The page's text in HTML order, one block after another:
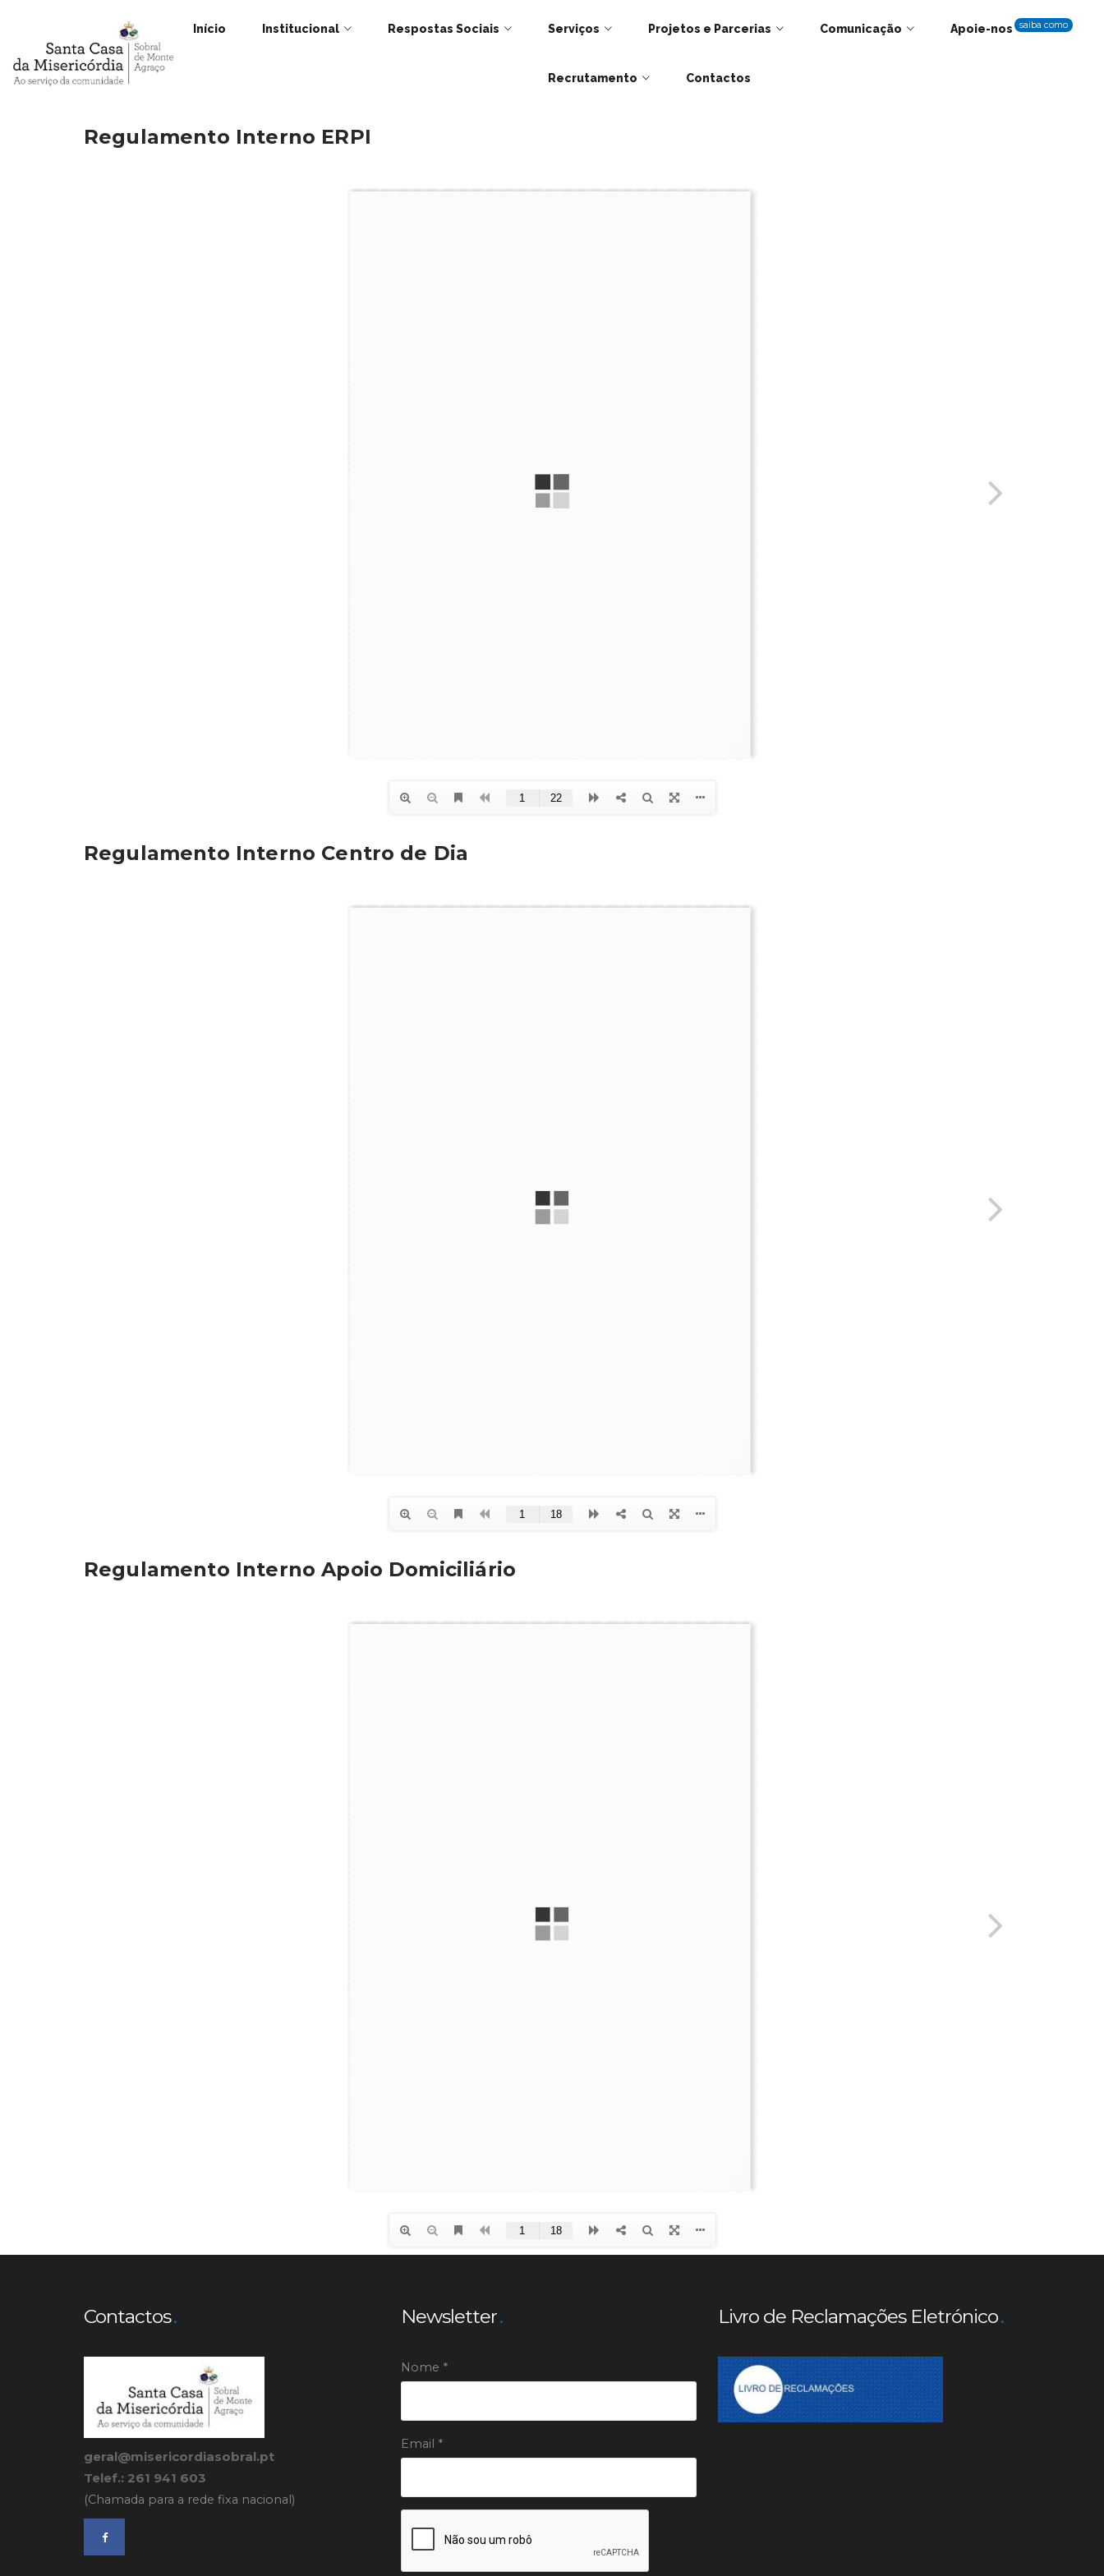
Início Institucional Respostas Sociais Serviços Projetos e Parcerias Comunicação Apoie-nos saiba como
Recrutamento Contactos
Regulamento Interno ERPI
Regulamento Interno Centro de Dia
Regulamento Interno Apoio Domiciliário
Contactos
geral@misericordiasobral.pt
Telef.: 261 941 603
(Chamada para a rede fixa nacional)
Newsletter
Nome *
Email *
Livro de Reclamações Eletrónico